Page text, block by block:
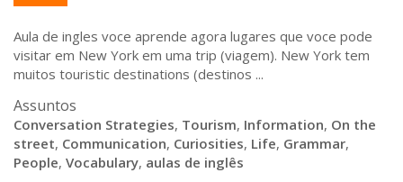
Aula de ingles voce aprende agora lugares que voce pode
visitar em New York em uma trip (viagem). New York tem
muitos touristic destinations (destinos ...
Assuntos
Conversation Strategies, Tourism, Information, On the
street, Communication, Curiosities, Life, Grammar,
People, Vocabulary, aulas de inglês